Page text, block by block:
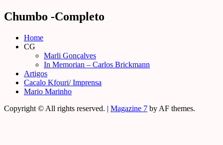
Chumbo -Completo
Home
CG
Marli Gonçalves
In Memorian – Carlos Brickmann
Artigos
Cacalo Kfouri/ Imprensa
Mario Marinho
Copyright © All rights reserved. | Magazine 7 by AF themes.